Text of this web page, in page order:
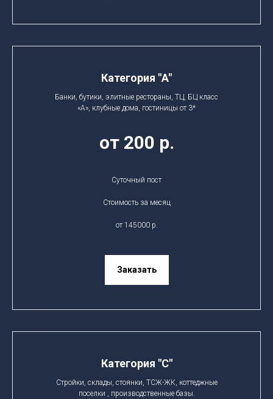
Категория "A"
Банки, бутики, элитные рестораны, ТЦ, БЦ класс
«А», клубные дома, гостиницы от 3*
от 200 р.
Суточный пост
Стоимость за месяц
от 145000 р.
Заказать
Категория "C"
Стройки, склады, стоянки, ТСЖ-ЖК, коттеджные
поселки , производственные базы.